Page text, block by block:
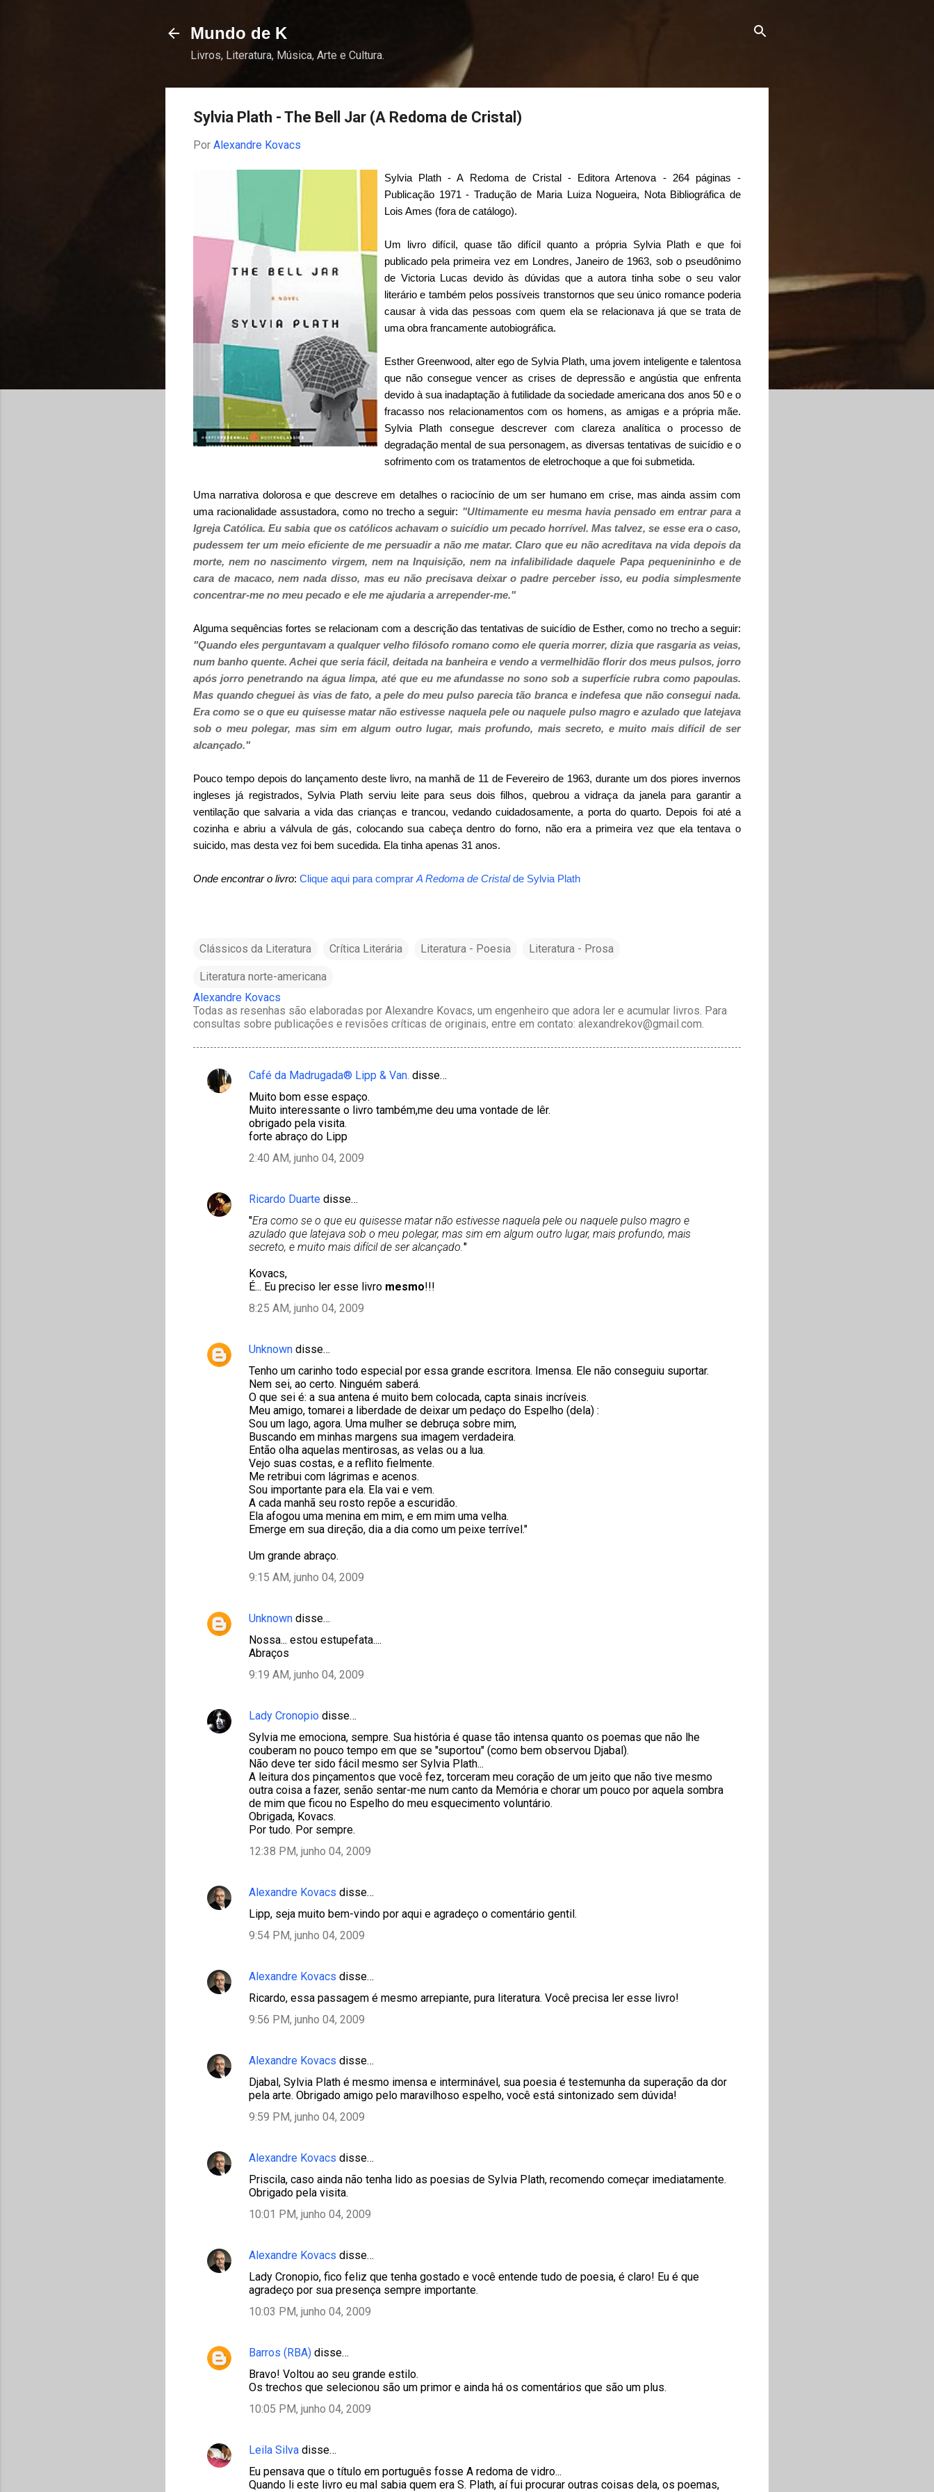
Mundo de K
Livros, Literatura, Música, Arte e Cultura.
Sylvia Plath - The Bell Jar (A Redoma de Cristal)
Por Alexandre Kovacs
Sylvia Plath - A Redoma de Cristal - Editora Artenova - 264 páginas -
Publicação 1971 - Tradução de Maria Luiza Nogueira, Nota Bibliográfica de
Lois Ames (fora de catálogo).
Um livro difícil, quase tão difícil quanto a própria Sylvia Plath e que foi
publicado pela primeira vez em Londres, Janeiro de 1963, sob o pseudônimo
de Victoria Lucas devido às dúvidas que a autora tinha sobe o seu valor
literário e também pelos possíveis transtornos que seu único romance poderia
causar à vida das pessoas com quem ela se relacionava já que se trata de
uma obra francamente autobiográfica.
Esther Greenwood, alter ego de Sylvia Plath, uma jovem inteligente e talentosa
que não consegue vencer as crises de depressão e angústia que enfrenta
devido à sua inadaptação à futilidade da sociedade americana dos anos 50 e o
fracasso nos relacionamentos com os homens, as amigas e a própria mãe.
Sylvia Plath consegue descrever com clareza analítica o processo de
degradação mental de sua personagem, as diversas tentativas de suicídio e o
sofrimento com os tratamentos de eletrochoque a que foi submetida.
Uma narrativa dolorosa e que descreve em detalhes o raciocínio de um ser humano em crise, mas ainda assim com
uma racionalidade assustadora, como no trecho a seguir: "Ultimamente eu mesma havia pensado em entrar para a
Igreja Católica. Eu sabia que os católicos achavam o suicídio um pecado horrível. Mas talvez, se esse era o caso,
pudessem ter um meio eficiente de me persuadir a não me matar. Claro que eu não acreditava na vida depois da
morte, nem no nascimento virgem, nem na Inquisição, nem na infalibilidade daquele Papa pequenininho e de
cara de macaco, nem nada disso, mas eu não precisava deixar o padre perceber isso, eu podia simplesmente
concentrar-me no meu pecado e ele me ajudaria a arrepender-me."
Alguma sequências fortes se relacionam com a descrição das tentativas de suicídio de Esther, como no trecho a seguir:
"Quando eles perguntavam a qualquer velho filósofo romano como ele queria morrer, dizia que rasgaria as veias,
num banho quente. Achei que seria fácil, deitada na banheira e vendo a vermelhidão florir dos meus pulsos, jorro
após jorro penetrando na água limpa, até que eu me afundasse no sono sob a superfície rubra como papoulas.
Mas quando cheguei às vias de fato, a pele do meu pulso parecia tão branca e indefesa que não consegui nada.
Era como se o que eu quisesse matar não estivesse naquela pele ou naquele pulso magro e azulado que latejava
sob o meu polegar, mas sim em algum outro lugar, mais profundo, mais secreto, e muito mais difícil de ser
alcançado."
Pouco tempo depois do lançamento deste livro, na manhã de 11 de Fevereiro de 1963, durante um dos piores invernos
ingleses já registrados, Sylvia Plath serviu leite para seus dois filhos, quebrou a vidraça da janela para garantir a
ventilação que salvaria a vida das crianças e trancou, vedando cuidadosamente, a porta do quarto. Depois foi até a
cozinha e abriu a válvula de gás, colocando sua cabeça dentro do forno, não era a primeira vez que ela tentava o
suicido, mas desta vez foi bem sucedida. Ela tinha apenas 31 anos.
Onde encontrar o livro: Clique aqui para comprar A Redoma de Cristalde Sylvia Plath
Clássicos da Literatura Crítica Literária Literatura - Poesia Literatura - Prosa
Literatura norte-americana
Alexandre Kovacs
Todas as resenhas são elaboradas por Alexandre Kovacs, um engenheiro que adora ler e acumular livros. Para
consultas sobre publicações e revisões críticas de originais, entre em contato: alexandrekov@gmail.com.
C
á
r
Café da Madrugada® Lipp & Van. disse…
Muito bom esse espaço.
Muito interessante o livro também,me deu uma vontade de lêr.
obrigado pela visita.
forte abraço do Lipp
2:40 AM, junho 04, 2009
Ricardo Duarte disse…
"Era como se o que eu quisesse matar não estivesse naquela pele ou naquele pulso magro e
azulado que latejava sob o meu polegar, mas sim em algum outro lugar, mais profundo, mais
secreto, e muito mais difícil de ser alcançado. "
Kovacs,
É... Eu preciso ler esse livro mesmo!!!
8:25 AM, junho 04, 2009
Unknown disse…
Tenho um carinho todo especial por essa grande escritora. Imensa. Ele não conseguiu suportar.
Nem sei, ao certo. Ninguém saberá.
O que sei é: a sua antena é muito bem colocada, capta sinais incríveis.
Meu amigo, tomarei a liberdade de deixar um pedaço do Espelho (dela) :
Sou um lago, agora. Uma mulher se debruça sobre mim,
Buscando em minhas margens sua imagem verdadeira.
Então olha aquelas mentirosas, as velas ou a lua.
Vejo suas costas, e a reflito fielmente.
Me retribui com lágrimas e acenos.
Sou importante para ela. Ela vai e vem.
A cada manhã seu rosto repõe a escuridão.
Ela afogou uma menina em mim, e em mim uma velha.
Emerge em sua direção, dia a dia como um peixe terrível."
Um grande abraço.
9:15 AM, junho 04, 2009
Unknown disse…
Nossa... estou estupefata....
Abraços
9:19 AM, junho 04, 2009
Lady Cronopio disse…
Sylvia me emociona, sempre. Sua história é quase tão intensa quanto os poemas que não lhe
couberam no pouco tempo em que se "suportou" (como bem observou Djabal).
Não deve ter sido fácil mesmo ser Sylvia Plath...
A leitura dos pinçamentos que você fez, torceram meu coração de um jeito que não tive mesmo
outra coisa a fazer, senão sentar-me num canto da Memória e chorar um pouco por aquela sombra
de mim que ficou no Espelho do meu esquecimento voluntário.
Obrigada, Kovacs.
Por tudo. Por sempre.
12:38 PM, junho 04, 2009
Alexandre Kovacs disse…
Lipp, seja muito bem-vindo por aqui e agradeço o comentário gentil.
9:54 PM, junho 04, 2009
Alexandre Kovacs disse…
Ricardo, essa passagem é mesmo arrepiante, pura literatura. Você precisa ler esse livro!
9:56 PM, junho 04, 2009
Alexandre Kovacs disse…
Djabal, Sylvia Plath é mesmo imensa e interminável, sua poesia é testemunha da superação da dor
pela arte. Obrigado amigo pelo maravilhoso espelho, você está sintonizado sem dúvida!
9:59 PM, junho 04, 2009
Alexandre Kovacs disse…
Priscila, caso ainda não tenha lido as poesias de Sylvia Plath, recomendo começar imediatamente.
Obrigado pela visita.
10:01 PM, junho 04, 2009
Alexandre Kovacs disse…
Lady Cronopio, fico feliz que tenha gostado e você entende tudo de poesia, é claro! Eu é que
agradeço por sua presença sempre importante.
10:03 PM, junho 04, 2009
Barros (RBA) disse…
Bravo! Voltou ao seu grande estilo.
Os trechos que selecionou são um primor e ainda há os comentários que são um plus.
10:05 PM, junho 04, 2009
Leila Silva disse…
Eu pensava que o título em português fosse A redoma de vidro...
Quando li este livro eu mal sabia quem era S. Plath, aí fui procurar outras coisas dela, os poemas,